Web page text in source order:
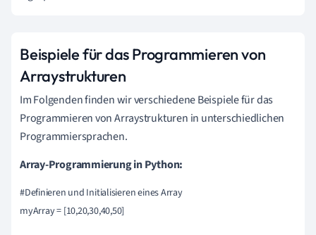
Beispiele für das Programmieren von
Arraystrukturen
Im Folgenden finden wir verschiedene Beispiele für das
Programmieren von Arraystrukturen in unterschiedlichen
Programmiersprachen.
Array-Programmierung in Python:
#Definieren und Initialisieren eines Array
myArray = [10,20,30,40,50]